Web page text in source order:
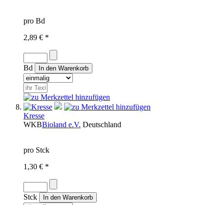
pro Bd
2,89 € *
Bd
Kresse
WKBBioland e.V. Deutschland
pro Stck
1,30 € *
Stck